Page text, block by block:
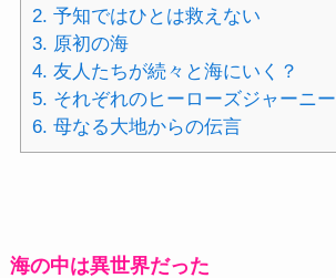
2. 予知ではひとは救えない
3. 原初の海
4. 友人たちが続々と海にいく？
5. それぞれのヒーローズジャーニー
6. 母なる大地からの伝言
海の中は異世界だった